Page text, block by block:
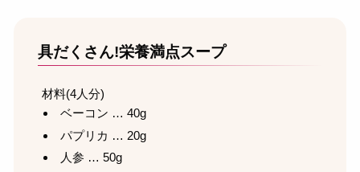
具だくさん!栄養満点スープ
材料(4人分)
ベーコン … 40g
パプリカ … 20g
人参 … 50g